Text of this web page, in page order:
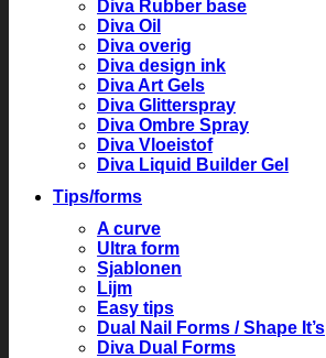
Diva Rubber base
Diva Oil
Diva overig
Diva design ink
Diva Art Gels
Diva Glitterspray
Diva Ombre Spray
Diva Vloeistof
Diva Liquid Builder Gel
Tips/forms
A curve
Ultra form
Sjablonen
Lijm
Easy tips
Dual Nail Forms / Shape It’s
Diva Dual Forms